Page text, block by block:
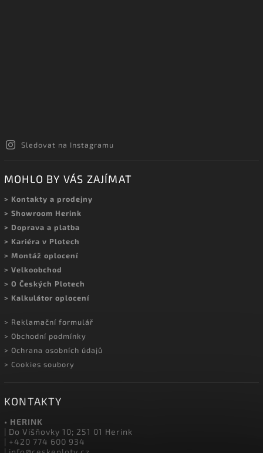
MOHLO BY VÁS ZAJÍMAT
> Showroom Herink
> Kariéra v Plotech
> Montáž oplocení
> Velkoobchod
> O Českých Plotech
> Kalkulátor oplocení
> Reklamační formulář
> Ochrana osobních údajů
KONTAKTY